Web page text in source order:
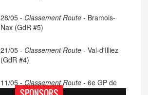
28/05 - Classement Route - Bramois-
Nax (GdR #5)
21/05 - Classement Route - Val-d'Illiez
(GdR #4)
11/05 - Classement Route - 6e GP de
Porsel (TdC #4)